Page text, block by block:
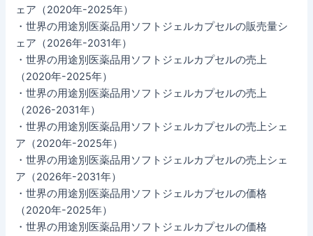
ェア（2020年-2025年）
・世界の用途別医薬品用ソフトジェルカプセルの販売量シ
ェア（2026年-2031年）
・世界の用途別医薬品用ソフトジェルカプセルの売上
（2020年-2025年）
・世界の用途別医薬品用ソフトジェルカプセルの売上
（2026-2031年）
・世界の用途別医薬品用ソフトジェルカプセルの売上シェ
ア（2020年-2025年）
・世界の用途別医薬品用ソフトジェルカプセルの売上シェ
ア（2026年-2031年）
・世界の用途別医薬品用ソフトジェルカプセルの価格
（2020年-2025年）
・世界の用途別医薬品用ソフトジェルカプセルの価格